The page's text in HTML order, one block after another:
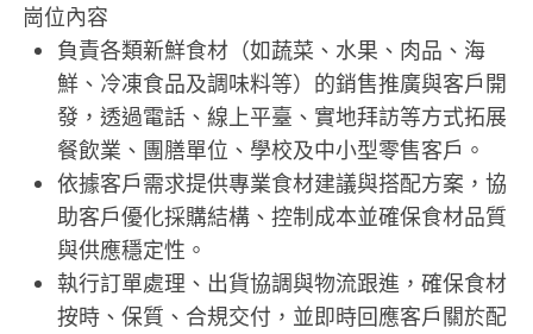
崗位內容
負責各類新鮮食材（如蔬菜、水果、肉品、海
鮮、冷凍食品及調味料等）的銷售推廣與客戶開
發，透過電話、線上平臺、實地拜訪等方式拓展
餐飲業、團膳單位、學校及中小型零售客戶。
依據客戶需求提供專業食材建議與搭配方案，協
助客戶優化採購結構、控制成本並確保食材品質
與供應穩定性。
執行訂單處理、出貨協調與物流跟進，確保食材
按時、保質、合規交付，並即時回應客戶關於配